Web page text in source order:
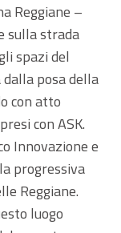
Reggiane –
sulla strada
spazi del
posa della
con atto
con ASK.
Innovazione e
progressiva
Reggiane.
luogo